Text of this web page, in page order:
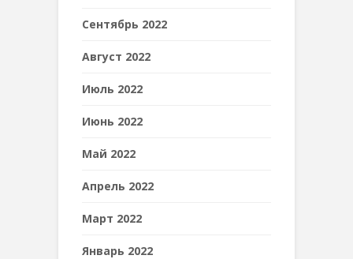
Сентябрь 2022
Август 2022
Июль 2022
Июнь 2022
Май 2022
Апрель 2022
Март 2022
Январь 2022